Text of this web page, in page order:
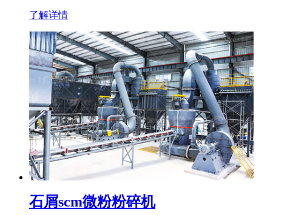
了解详情
石屑scm微粉粉碎机